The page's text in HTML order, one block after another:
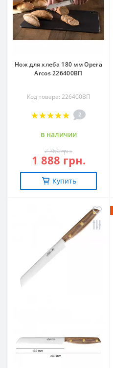
Нож для хлеба 180 мм Opera
Arcos 226400ВП
Код товара: 226400ВП
2
в наличии
2 360 грн.
1 888 грн.
Купить